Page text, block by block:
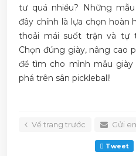
tư quá nhiều? Những
đây chính là lựa chọn hoàn
thoải mái suốt trận và tự
Chọn đúng giày, nâng cao
để tìm cho mình mẫu
phá trên sân pickleball!
Về trang trước Gửi
Tweet